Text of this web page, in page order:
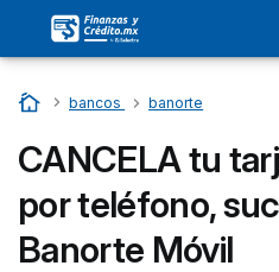
Home
…
bancos …
banorte
CANCELA tu
por teléfono,
Banorte Móvil